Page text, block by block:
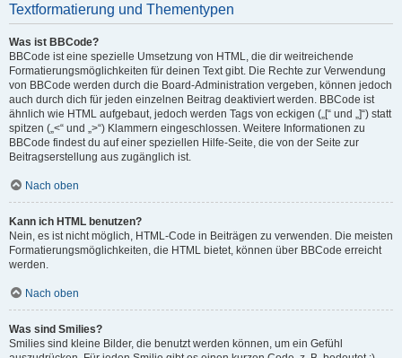
Textformatierung und Thementypen
Was ist BBCode?
BBCode ist eine spezielle Umsetzung von HTML, die dir weitreichende
Formatierungsmöglichkeiten für deinen Text gibt. Die Rechte zur Verwendung
von BBCode werden durch die Board-Administration vergeben, können jedoch
auch durch dich für jeden einzelnen Beitrag deaktiviert werden. BBCode ist
ähnlich wie HTML aufgebaut, jedoch werden Tags von eckigen („[“ und „]“) statt
spitzen („<“ und „>“) Klammern eingeschlossen. Weitere Informationen zu
BBCode findest du auf einer speziellen Hilfe-Seite, die von der Seite zur
Beitragserstellung aus zugänglich ist.
Nach oben
Kann ich HTML benutzen?
Nein, es ist nicht möglich, HTML-Code in Beiträgen zu verwenden. Die meisten
Formatierungsmöglichkeiten, die HTML bietet, können über BBCode erreicht
werden.
Nach oben
Was sind Smilies?
Smilies sind kleine Bilder, die benutzt werden können, um ein Gefühl